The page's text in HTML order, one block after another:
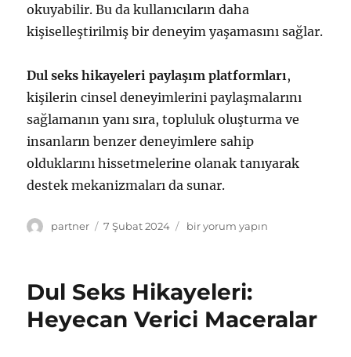
okuyabilir. Bu da kullanıcıların daha
kişiselleştirilmiş bir deneyim yaşamasını sağlar.
Dul seks hikayeleri paylaşım platformları ,
kişilerin cinsel deneyimlerini paylaşmalarını
sağlamanın yanı sıra, topluluk oluşturma ve
insanların benzer deneyimlere sahip
olduklarını hissetmelerine olanak tanıyarak
destek mekanizmaları da sunar.
Yazar
partner
Yayın
7 Şubat 2024
Dul
ve
Romantik
Anılar
bir yorum yapın
Dul Seks Hikayeleri:
Heyecan Verici Maceralar